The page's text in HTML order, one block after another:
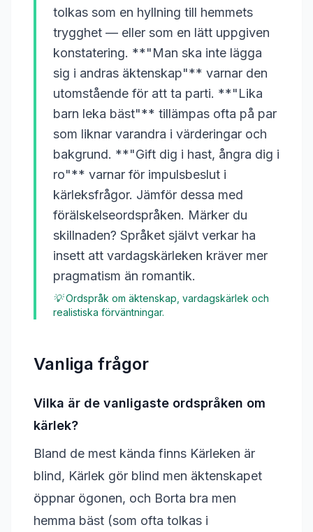
tolkas som en hyllning till hemmets
trygghet — eller som en lätt uppgiven
konstatering. **"Man ska inte lägga
sig i andras äktenskap"** varnar den
utomstående för att ta parti. **"Lika
barn leka bäst"** tillämpas ofta på par
som liknar varandra i värderingar och
bakgrund. **"Gift dig i hast, ångra dig i
ro"** varnar för impulsbeslut i
kärleksfrågor. Jämför dessa med
förälskelseordspråken. Märker du
skillnaden? Språket självt verkar ha
insett att vardagskärleken kräver mer
pragmatism än romantik.
💡Ordspråk om äktenskap, vardagskärlek och
realistiska förväntningar.
Vanliga frågor
Vilka är de vanligaste ordspråken om
kärlek?
Bland de mest kända finns Kärleken är
blind, Kärlek gör blind men äktenskapet
öppnar ögonen, och Borta bra men
hemma bäst (som ofta tolkas i